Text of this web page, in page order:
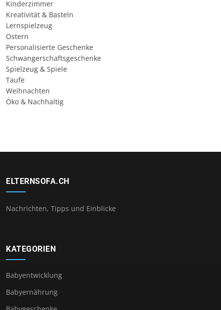
Kinderzimmer
Kreativität & Basteln
Lernspielzeug
Ostern
Personalisierte Geschenke
Schwangerschaftsgeschenke
Spielzeug & Spiele
Taufe
Weihnachten
Öko & Nachhaltig
ELTERNSOFA.CH
Nachrichten, Tipps und Einblicke
KATEGORIEN
Babyentwicklung
Babyernährung